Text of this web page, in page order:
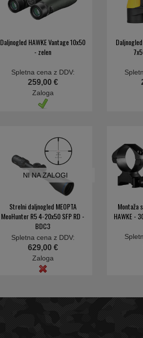
Daljnogled HAWKE Vantage 10x50
- zelen
Spletna cena z DDV:
259,00 €
Zaloga
NI NA ZALOGI
Strelni daljnogled MEOPTA
MeoHunter R5 4-20x50 SFP RD -
BDC3
Spletna cena z DDV:
629,00 €
Zaloga
Montaža
HAWKE -